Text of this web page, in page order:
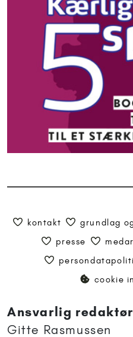
kæreste og jeg
skal siges, at han
Artikler
13 år og
Han har
Hvordan
Der går en dreng i
klasse begyndte
komme i
sommerferien var
meget sød og flot,
der blev forelsket i
dag fandt jeg ud